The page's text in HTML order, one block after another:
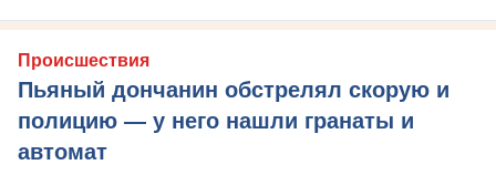
Происшествия
Пьяный дончанин обстрелял скорую и
полицию — у него нашли гранаты и
автомат